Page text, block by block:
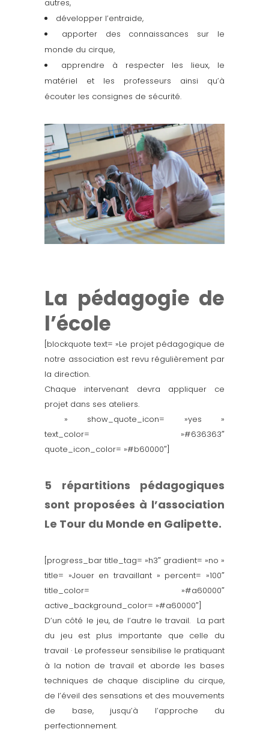
autres,
développer l’entraide,
apporter des connaissances sur le
monde du cirque,
apprendre à respecter les lieux, le
matériel et les professeurs ainsi qu’à
écouter les consignes de sécurité.
La pédagogie de
l’école
[blockquote text= »Le projet pédagogique de
notre association est revu régulièrement par
la direction.
Chaque intervenant devra appliquer ce
projet dans ses ateliers.
» show_quote_icon= »yes »
text_color= »#636363″
quote_icon_color= »#b60000″]
5 répartitions pédagogiques
sont proposées à l’association
Le Tour du Monde en Galipette.
[progress_bar title_tag= »h3″ gradient= »no »
title= »Jouer en travaillant » percent= »100″
title_color= »#a60000″
active_background_color= »#a60000″]
D’un côté le jeu, de l’autre le travail. La part
du jeu est plus importante que celle du
travail · Le professeur sensibilise le pratiquant
à la notion de travail et aborde les bases
techniques de chaque discipline du cirque,
de l’éveil des sensations et des mouvements
de base, jusqu’à l’approche du
perfectionnement.